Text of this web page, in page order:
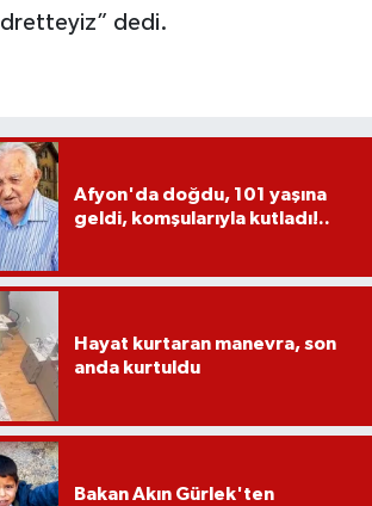
dedi.
Afyon'da doğdu, 101 yaşına
geldi, komşularıyla kutladı!..
Hayat kurtaran manevra, son
anda kurtuldu
Bakan Akın Gürlek'ten